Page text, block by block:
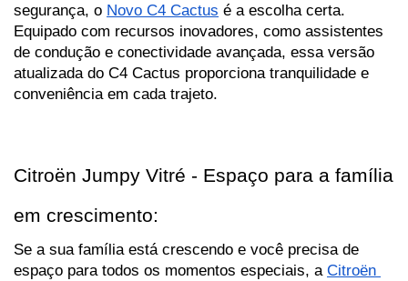
segurança, o Novo C4 Cactus é a escolha certa.
Equipado com recursos inovadores, como assistentes
de condução e conectividade avançada, essa versão
atualizada do C4 Cactus proporciona tranquilidade e
conveniência em cada trajeto.
Citroën Jumpy Vitré - Espaço para a família
em crescimento:
Se a sua família está crescendo e você precisa de
espaço para todos os momentos especiais, a Citroën